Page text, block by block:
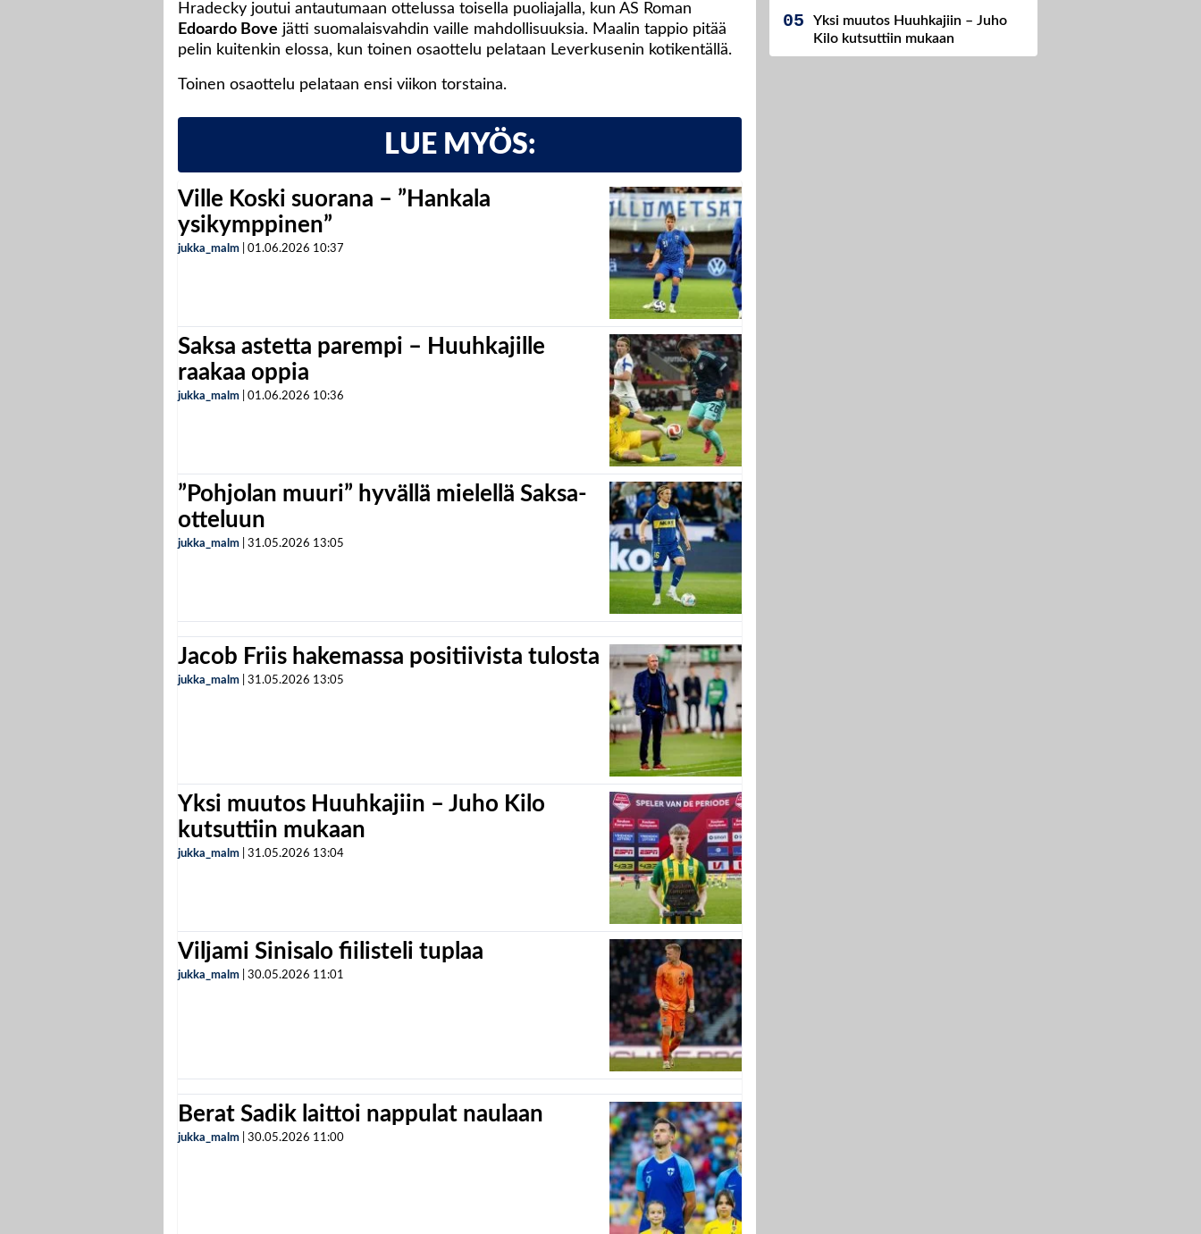
Hradecky joutui antautumaan ottelussa toisella puoliajalla, kun AS Roman
Edoardo Bove jätti suomalaisvahdin vaille mahdollisuuksia. Maalin tappio pitää
pelin kuitenkin elossa, kun toinen osaottelu pelataan Leverkusenin kotikentällä.
Toinen osaottelu pelataan ensi viikon torstaina.
LUE MYÖS:
Ville Koski suorana – ”Hankala
ysikymppinen”
jukka_malm 01.06.2026 10:37
Saksa astetta parempi – Huuhkajille
raakaa oppia
jukka_malm 01.06.2026 10:36
”Pohjolan muuri” hyvällä mielellä Saksa-
otteluun
jukka_malm 31.05.2026 13:05
Jacob Friis hakemassa positiivista tulosta
jukka_malm 31.05.2026 13:05
Yksi muutos Huuhkajiin – Juho Kilo
kutsuttiin mukaan
jukka_malm 31.05.2026 13:04
Viljami Sinisalo fiilisteli tuplaa
jukka_malm 30.05.2026 11:01
Berat Sadik laittoi nappulat naulaan
jukka_malm 30.05.2026 11:00
Yksi muutos Huuhkajiin – Juho
Kilo kutsuttiin mukaan